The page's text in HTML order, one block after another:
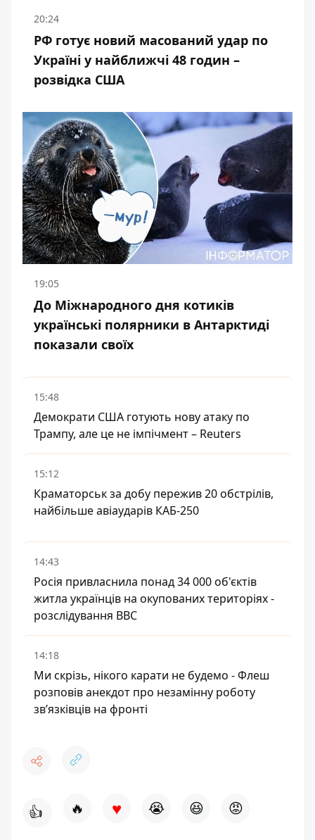
20:24
РФ готує новий масований удар по
Україні у найближчі 48 годин –
розвідка США
19:05
До Міжнародного дня котиків
українські полярники в Антарктиді
показали своїх
15:48
Демократи США готують нову атаку по
Трампу, але це не імпічмент – Reuters
15:12
Краматорськ за добу пережив 20 обстрілів,
найбільше авіаударів КАБ-250
14:43
Росія привласнила понад 34 000 об'єктів
житла українців на окупованих територіях -
розслідування BBC
14:18
Ми скрізь, нікого карати не будемо - Флеш
розповів анекдот про незамінну роботу
зв’язківців на фронті
👍 🔥 ♥ 😭 😆 😡